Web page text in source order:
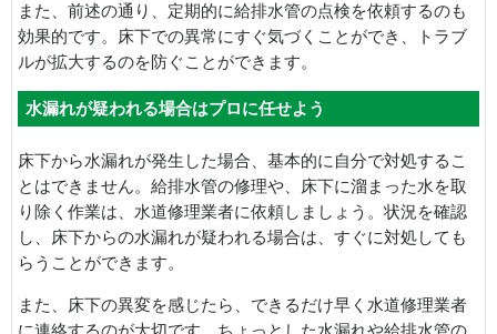
また、前述の通り、定期的に給排水管の点検を依頼するのも
効果的です。床下での異常にすぐ気づくことができ、トラブ
ルが拡大するのを防ぐことができます。
水漏れが疑われる場合はプロに任せよう
床下から水漏れが発生した場合、基本的に自分で対処するこ
とはできません。給排水管の修理や、床下に溜まった水を取
り除く作業は、水道修理業者に依頼しましょう。状況を確認
し、床下からの水漏れが疑われる場合は、すぐに対処しても
らうことができます。
また、床下の異変を感じたら、できるだけ早く水道修理業者